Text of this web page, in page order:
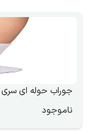
جوراب حوله ای سری Essential
ناموجود